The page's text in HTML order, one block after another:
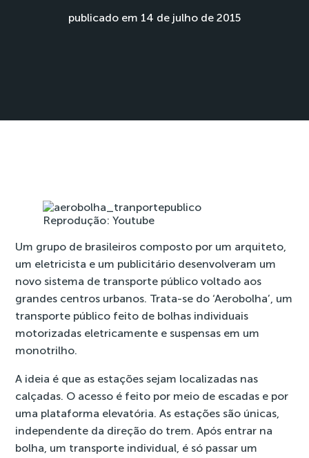
publicado em 14 de julho de 2015
Reprodução: Youtube
Um grupo de brasileiros composto por um arquiteto,
um eletricista e um publicitário desenvolveram um
novo sistema de transporte público voltado aos
grandes centros urbanos. Trata-se do ‘Aerobolha’, um
transporte público feito de bolhas individuais
motorizadas eletricamente e suspensas em um
monotrilho.
A ideia é que as estações sejam localizadas nas
calçadas. O acesso é feito por meio de escadas e por
uma plataforma elevatória. As estações são únicas,
independente da direção do trem. Após entrar na
bolha, um transporte individual, é só passar um